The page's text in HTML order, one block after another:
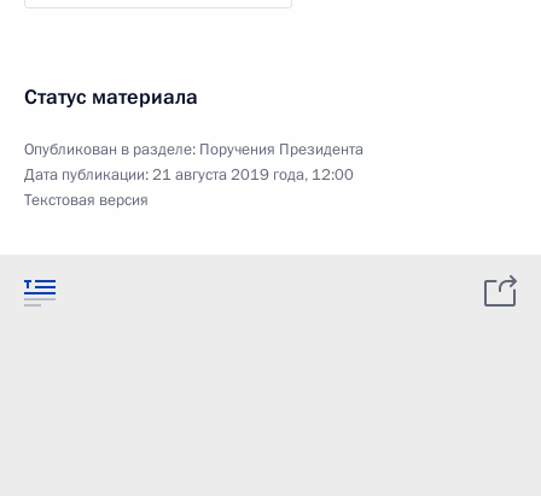
Статус материала
Опубликован в разделе: Поручения Президента
Дата публикации:21 августа 2019 года, 12:00
Текстовая версия